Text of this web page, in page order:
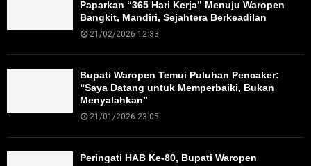
Paparkan “365 Hari Kerja” Menuju Waropen
Bangkit, Mandiri, Sejahtera Berkeadilan
21/02/2026 12:33
Bupati Waropen Temui Puluhan Pencaker:
“Saya Datang untuk Memperbaiki, Bukan
Menyalahkan”
21/01/2026 23:05
Peringati HAB Ke-80, Bupati Waropen